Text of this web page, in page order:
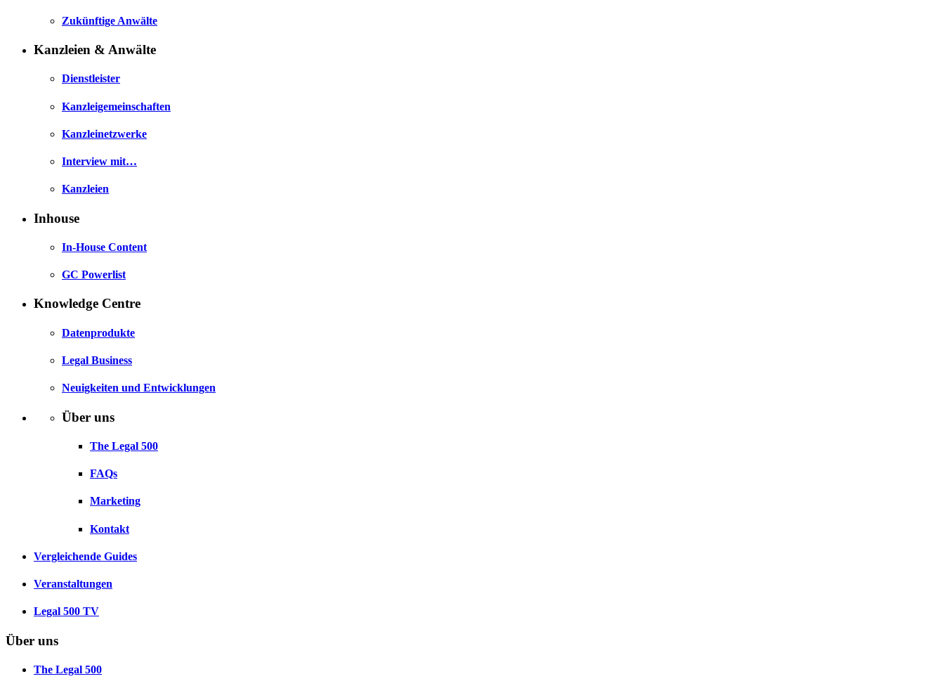
Zukünftige Anwälte
Kanzleien & Anwälte
Dienstleister
Kanzleigemeinschaften
Kanzleinetzwerke
Interview mit…
Kanzleien
Inhouse
In-House Content
GC Powerlist
Knowledge Centre
Datenprodukte
Legal Business
Neuigkeiten und Entwicklungen
Über uns
The Legal 500
FAQs
Marketing
Kontakt
Vergleichende Guides
Veranstaltungen
Legal 500 TV
Über uns
The Legal 500